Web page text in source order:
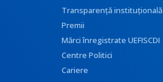
Transparenţă instituţională
Premii
Mărci înregistrate UEFISCDI
Centre Politici
Cariere